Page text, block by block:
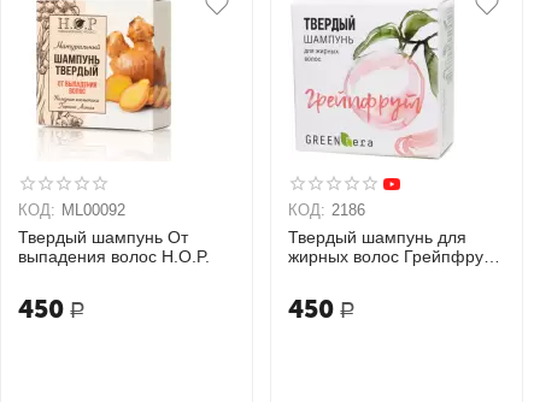
КОД: ML00092
Твердый шампунь От
выпадения волос H.O.P.
450 Р
КОД: 2186
Твердый шампунь для
жирных волос Грейпфрут
450 Р